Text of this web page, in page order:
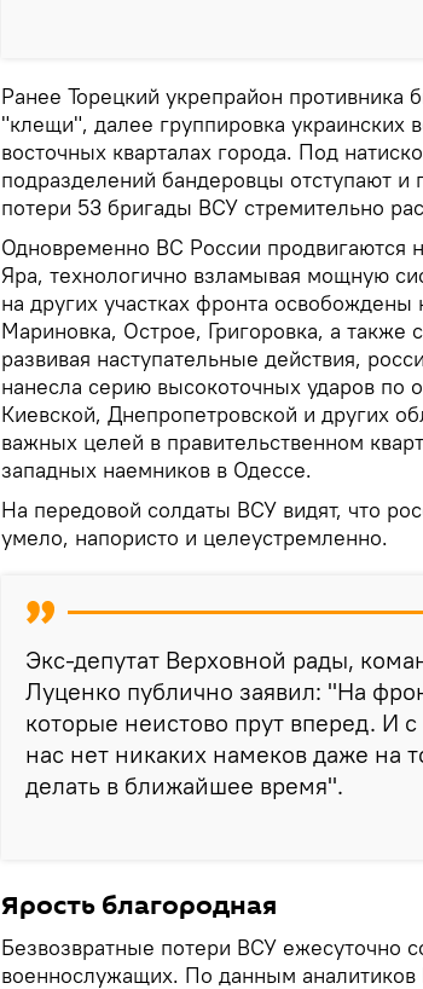
Ранее Торецкий укрепрайон противника
"клещи", далее группировка украинских
восточных кварталах города. Под
подразделений бандеровцы отступают и
потери 53 бригады ВСУ стремительно
Одновременно ВС России продвигаются
Яра, технологично взламывая мощную
на других участках фронта
Мариновка, Острое, Григоровка, а также
развивая наступательные действия,
нанесла серию высокоточных ударов по
Киевской, Днепропетровской и других
важных целей в правительственном
западных наемников в Одессе.
На передовой солдаты ВСУ видят, что
умело, напористо и целеустремленно.
Экс-депутат Верховной рады,
Луценко публично заявил: "На
которые неистово прут вперед. И
нас нет никаких намеков даже на
делать в ближайшее время".
Ярость благородная
Безвозвратные потери ВСУ ежесуточно
военнослужащих. По данным аналитиков